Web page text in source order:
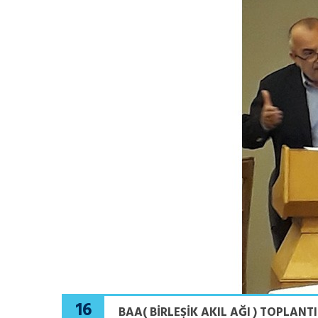
16 BAA( BIRLEŞIK AKIL AĞI )